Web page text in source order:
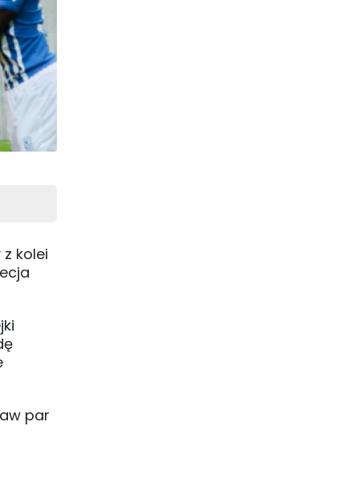
kolei
par